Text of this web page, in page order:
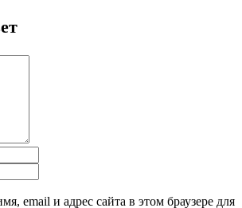
email и адрес сайта в этом браузере для